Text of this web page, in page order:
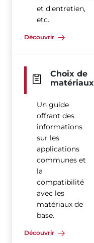
et d'entretien,
etc.
Découvrir
Choix de
matériaux
Un guide
offrant des
informations
sur les
applications
communes et
la
compatibilité
avec les
matériaux de
base.
Découvrir